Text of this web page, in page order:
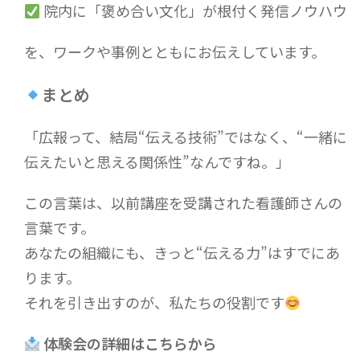
院内に「褒め合い文化」が根付く発信ノウハウ
を、ワークや事例とともにお伝えしています。
まとめ
「広報って、結局“伝える技術”ではなく、“一緒に
伝えたいと思える関係性”なんですね。」
この言葉は、以前講座を受講された看護師さんの
言葉です。
あなたの組織にも、きっと“伝える力”はすでにあ
ります。
それを引き出すのが、私たちの役割です
体験会の詳細はこちらから